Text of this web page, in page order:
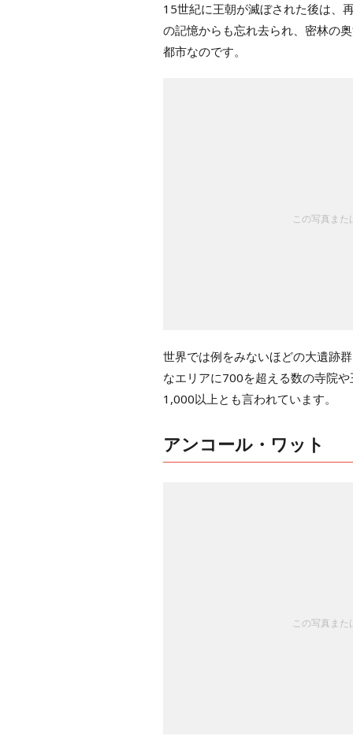
15世紀に王朝が滅ぼされた後は、
の記憶からも忘れ去られ、密林の
都市なのです。
この写真ま
世界では例をみないほどの大遺跡
なエリアに700を超える数の寺院
1,000以上とも言われています。
アンコール・ワット
この写真ま